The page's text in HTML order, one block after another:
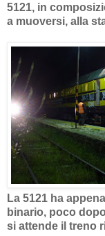
5121, in
a muoversi, alla
La 5121 ha
binario, poco
si attende il treno